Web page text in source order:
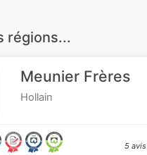
régions...
Meunier Frères
Hollain
5 avis